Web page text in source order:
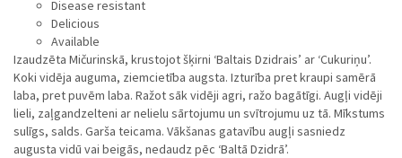
Disease resistant
Delicious
Available
Izaudzēta Mičurinskā, krustojot šķirni ‘Baltais Dzidrais’ ar ‘Cukuriņu’.
Koki vidēja auguma, ziemcietība augsta. Izturība pret kraupi samērā
laba, pret puvēm laba. Ražot sāk vidēji agri, ražo bagātīgi. Augļi vidēji
lieli, zaļgandzelteni ar nelielu sārtojumu un svītrojumu uz tā. Mīkstums
sulīgs, salds. Garša teicama. Vākšanas gatavību augļi sasniedz
augusta vidū vai beigās, nedaudz pēc ‘Baltā Dzidrā’.